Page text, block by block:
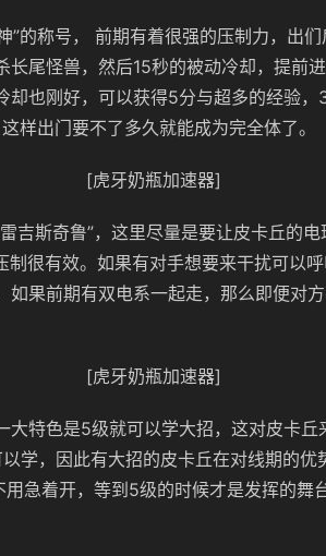
”的称号， 前期有着很强的压制力，出
长尾怪兽，然后15秒的被动冷却，提前
却也刚好，可以获得5分与超多的经验
样出门要不了多久就能成为完全体了。
[虎牙奶瓶加速器]
吉斯奇鲁”，这里尽量是要让皮卡丘的
很有效。如果有对手想要来干扰可以
如果前期有双电系一起走，那么即便对
[虎牙奶瓶加速器]
大特色是5级就可以学大招，这对皮卡丘
学，因此有大招的皮卡丘在对线期的优
用急着开，等到5级的时候才是发挥的舞